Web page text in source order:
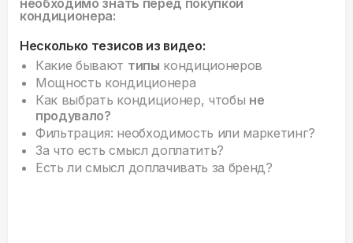
необходимо знать перед покупкой
кондиционера:
Несколько тезисов из видео:
Какие бывают типы кондиционеров
Мощность кондиционера
Как выбрать кондиционер, чтобы не
продувало?
Фильтрация: необходимость или маркетинг?
За что есть смысл доплатить?
Есть ли смысл доплачивать за бренд?